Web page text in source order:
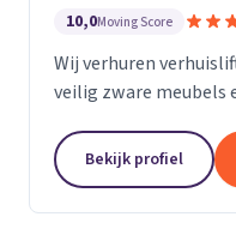
10,0Moving Score
Wij verhuren
veilig zware meubels
Bekijk profiel